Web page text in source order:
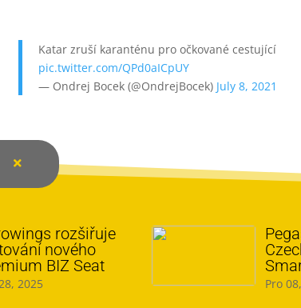
Katar zruší karanténu pro očkované cestující
pic.twitter.com/QPd0aICpUY
— Ondrej Bocek (@OndrejBocek) July 8, 2021
rozšiřuje
nového
BIZ Seat
2025 Pro